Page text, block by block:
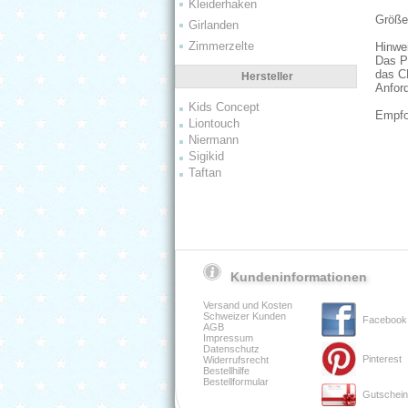
Kleiderhaken
Girlanden
Zimmerzelte
Hersteller
Kids Concept
Liontouch
Niermann
Sigikid
Taftan
Das
das
Kundeninformationen
Versand und Kosten
Schweizer Kunden
AGB
Impressum
Datenschutz
Widerrufsrecht
Bestellhilfe
Bestellformular
Pinterest